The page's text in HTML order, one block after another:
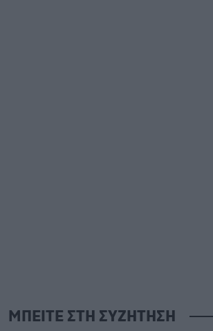
ΜΠΕΙΤΕ ΣΤΗ ΣΥΖΗΤΗΣΗ